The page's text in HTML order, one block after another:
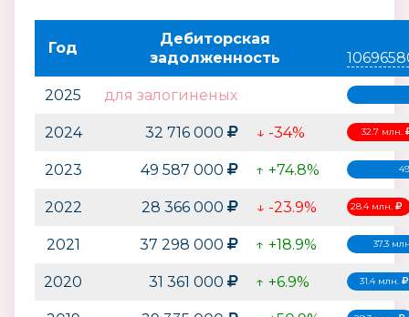
Год
Дебиторская
задолженность
2025 для залогиненых
2024 32 716 000 ↓ -34% 32.7 млн.
2023 49 587 000 ↑ +74.8%
2022 28 366 000 ↓ -23.9% 28.4 млн.
2021 37 298 000 ↑ +18.9% 37.3
2020 31 361 000 ↑ +6.9% 31.4 млн.